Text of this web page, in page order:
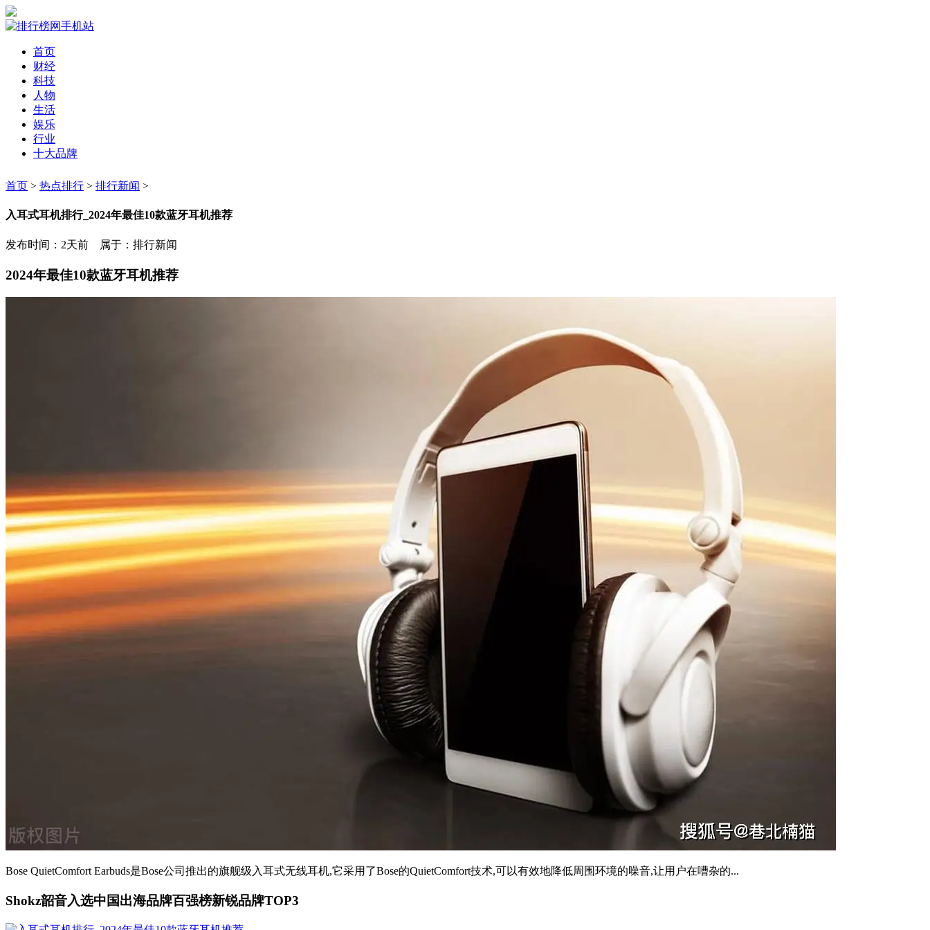
首页
财经
科技
人物
生活
娱乐
行业
十大品牌
首页 > 热点排行 > 排行新闻 >
入耳式耳机排行_2024年最佳10款蓝牙耳机推荐
发布时间：2天前 属于：排行新闻
2024年最佳10款蓝牙耳机推荐
Bose QuietComfort Earbuds是Bose公司推出的旗舰级入耳式无线耳机,它采用了Bose的QuietComfort技术,可以有效地降低周围环境的噪音,让用户在嘈杂的...
Shokz韶音入选中国出海品牌百强榜新锐品牌TOP3